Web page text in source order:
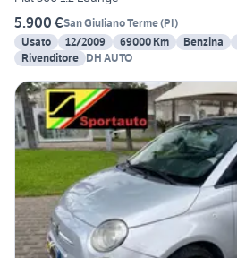
5.900 €San Giuliano Terme(PI)
Usato
12/2009 69000 Km Benzina
Rivenditore DH AUTO